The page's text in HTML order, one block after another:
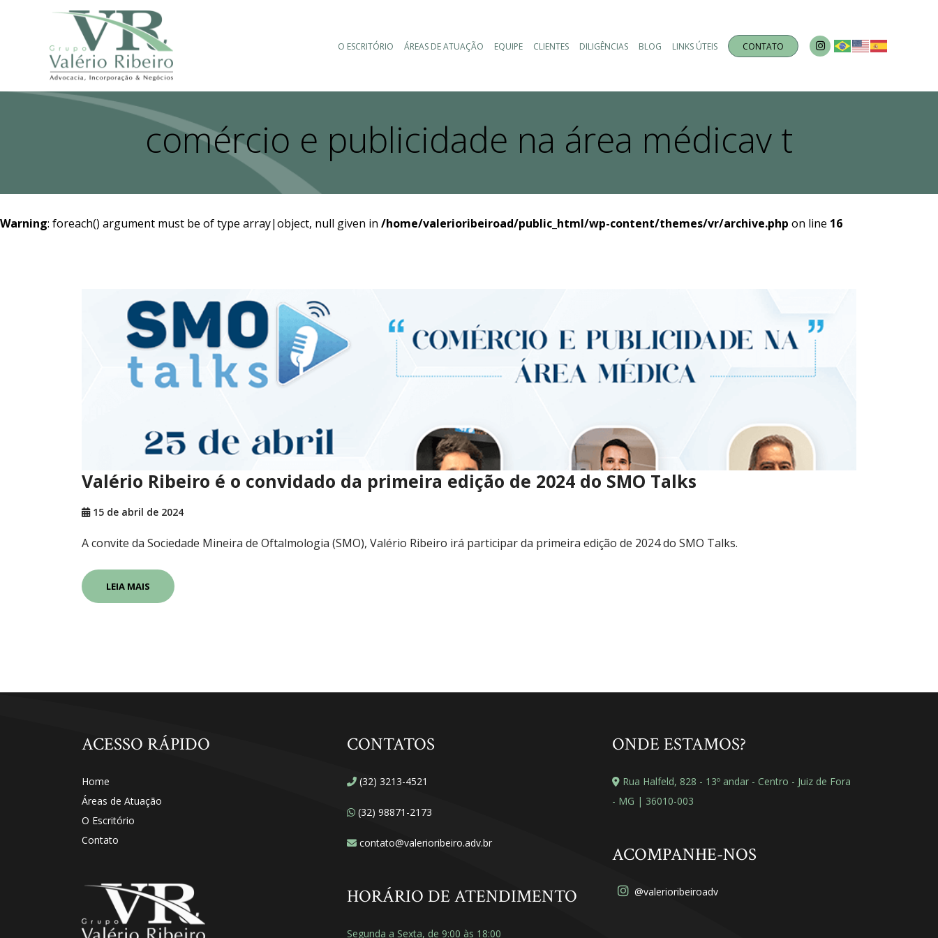
O ESCRITÓRIO ÁREAS DE ATUAÇÃO EQUIPE CLIENTES DILIGÊNCIAS BLOG LINKS ÚTEIS CONTATO
comércio e publicidade na área médicav t
Warning: foreach() argument must be of type array|object, null given in /home/valerioribeiroad/public_html/wp-content/themes/vr/archive.php on line 16
Valério Ribeiro é o convidado da primeira edição de 2024 do SMO Talks
15 de abril de 2024
A convite da Sociedade Mineira de Oftalmologia (SMO), Valério Ribeiro irá participar da primeira edição de 2024 do SMO Talks.
LEIA MAIS
ACESSO RÁPIDO
Home
Áreas de Atuação
O Escritório
Contato
CONTATOS
(32) 3213-4521
(32) 98871-2173
contato@valerioribeiro.adv.br
HORÁRIO DE ATENDIMENTO
Segunda a Sexta, de 9:00 às 18:00
ONDE ESTAMOS?
Rua Halfeld, 828 - 13º andar - Centro - Juiz de Fora
- MG | 36010-003
ACOMPANHE-NOS
@valerioribeiroadv